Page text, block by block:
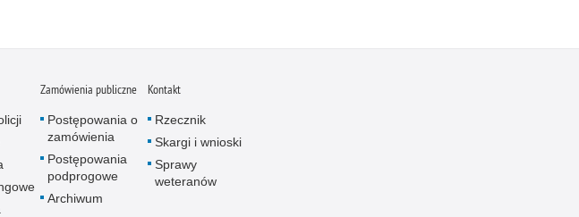
Przestępczość gospodarcza
Przestępczość internetowa
Przestępczość komputerowa
Przestępczość kryminalna
Zamówienia publiczne
Postępowania o
zamówienia
Postępowania
podprogowe
Archiwum
Kontakt
Rzecznik
Skargi i wnioski
Sprawy
weteranów